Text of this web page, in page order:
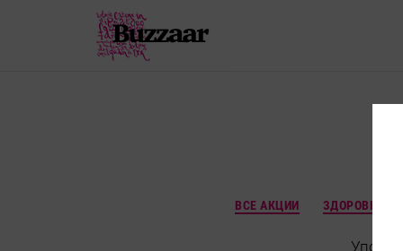
ВСЕ АКЦИИ ЗДОРОВЬЕ
Упс, в